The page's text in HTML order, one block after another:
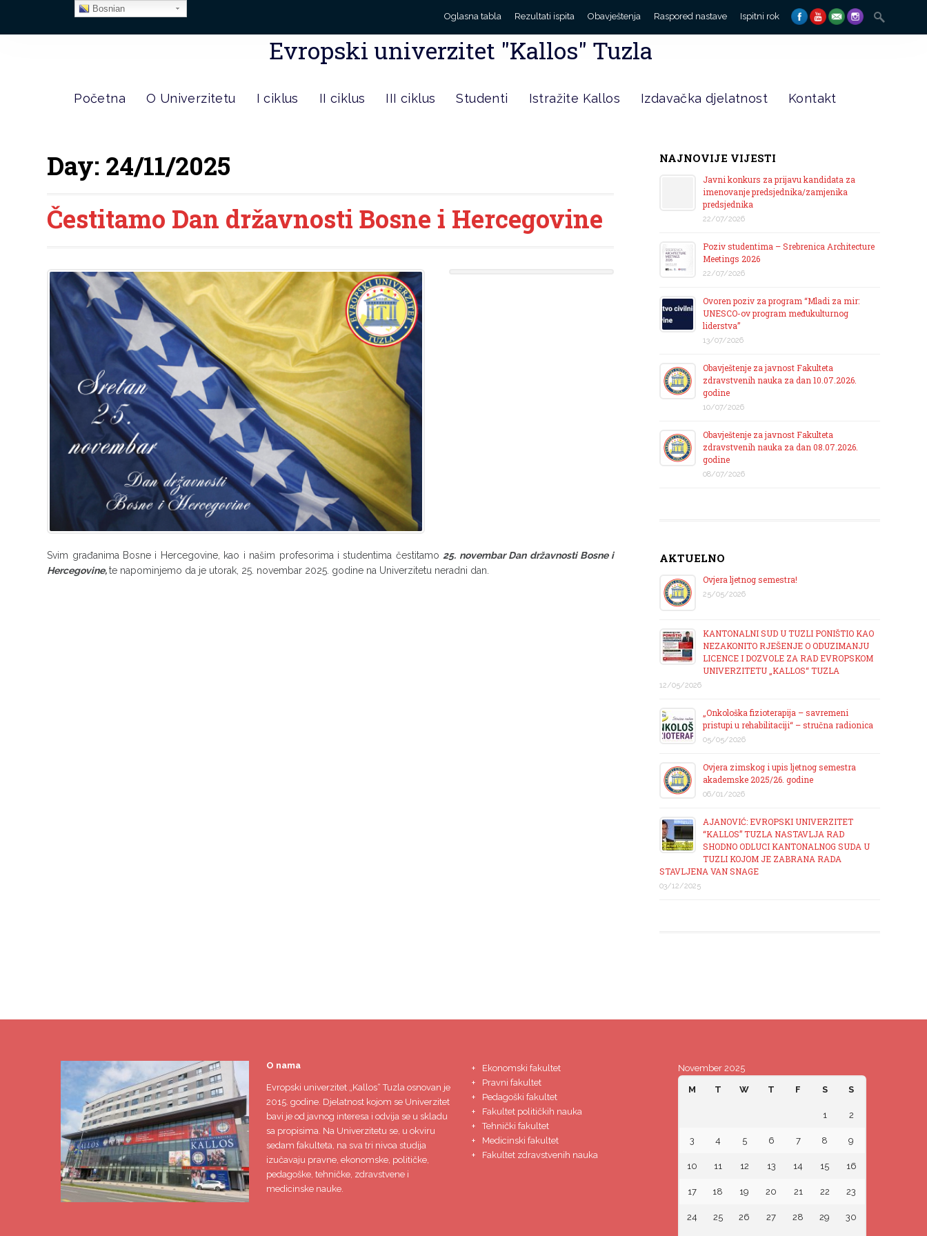
Oglasna tabla Rezultati ispita Obavještenja Raspored nastave Ispitni rok
Search
for:
Evropski univerzitet "Kallos" Tuzla
Početna O Univerzitetu I ciklus II ciklus III ciklus Studenti Istražite Kallos Izdavačka djelatnost Kontakt
Day: 24/11/2025
Čestitamo Dan državnosti Bosne i Hercegovine
Svim građanima Bosne i Hercegovine, kao i našim profesorima i studentima čestitamo 25. novembar Dan državnosti Bosne i
Hercegovine,te napominjemo da je utorak, 25. novembar 2025. godine na Univerzitetu neradni dan.
NAJNOVIJE VIJESTI
Javni konkurs za prijavu kandidata za
imenovanje predsjednika/zamjenika
predsjednika
22/07/2026
Poziv studentima – Srebrenica Architecture
Meetings 2026
22/07/2026
Ovoren poziv za program “Mladi za mir:
UNESCO-ov program međukulturnog
liderstva”
13/07/2026
Obavještenje za javnost Fakulteta
zdravstvenih nauka za dan 10.07.2026.
godine
10/07/2026
Obavještenje za javnost Fakulteta
zdravstvenih nauka za dan 08.07.2026.
godine
08/07/2026
AKTUELNO
Ovjera ljetnog semestra!
25/05/2026
KANTONALNI SUD U TUZLI PONIŠTIO KAO
NEZAKONITO RJEŠENJE O ODUZIMANJU
LICENCE I DOZVOLE ZA RAD EVROPSKOM
UNIVERZITETU „KALLOS“ TUZLA
12/05/2026
„Onkološka fizioterapija – savremeni
pristupi u rehabilitaciji“ – stručna radionica
05/05/2026
Ovjera zimskog i upis ljetnog semestra
akademske 2025/26. godine
06/01/2026
AJANOVIĆ: EVROPSKI UNIVERZITET
“KALLOS” TUZLA NASTAVLJA RAD
SHODNO ODLUCI KANTONALNOG SUDA U
TUZLI KOJOM JE ZABRANA RADA
STAVLJENA VAN SNAGE
03/12/2025
O nama
Evropski univerzitet „Kallos“ Tuzlaosnovan je
2015. godine. Djelatnost kojom se Univerzitet
bavi je od javnog interesa i odvija se u skladu
sa propisima. Na Univerzitetu se, u okviru
sedam fakulteta, na sva tri nivoa studija
izučavaju pravne, ekonomske, političke,
pedagoške, tehničke, zdravstvene i
medicinske nauke.
Ekonomski fakultet
Pravni fakultet
Pedagoški fakultet
Fakultet političkih nauka
Tehnički fakultet
Medicinski fakultet
Fakultet zdravstvenih nauka
November 2025
M T W T F S S
1 2
3 4 5 6 7 8 9
10 11 12 13 14 15 16
17 18 19 20 21 22 23
24 25 26 27 28 29 30
Bosnian